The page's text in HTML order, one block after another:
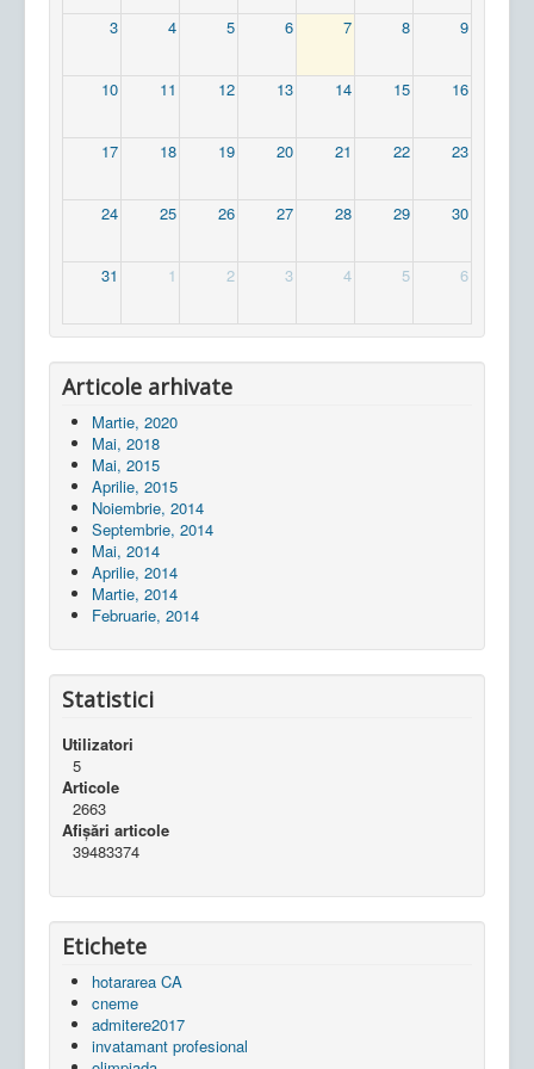
3 4 5 6 7 8 9
10 11 12 13 14 15 16
17 18 19 20 21 22 23
24 25 26 27 28 29 30
31 1 2 3 4 5 6
Articole arhivate
Martie, 2020
Mai, 2018
Mai, 2015
Aprilie, 2015
Noiembrie, 2014
Septembrie, 2014
Mai, 2014
Aprilie, 2014
Martie, 2014
Februarie, 2014
Statistici
Utilizatori
5
Articole
2663
Afișări articole
39483374
Etichete
hotararea CA
cneme
admitere2017
invatamant profesional